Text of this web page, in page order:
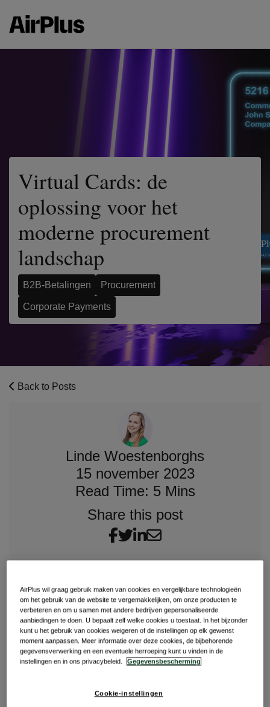
Virtual Cards: de
oplossing voor het
moderne procurement
landschap
B2B-Betalingen Procurement
Corporate Payments
Back to Posts
Linde Woestenborghs
15 november 2023
Read Time: 5 Mins
Share this post
Op het gebied van moderne inkoopprocessen zijn
efficiëntie en beveiliging van het grootste belang.Terwijl
bedrijven voortdurend op zoek zijn naar manieren om hun
financiële processen te stroomlijnen, duikt betaalexpert
Tom Meyer in de AirPlus Virtual Card Procurement, een
innovatieve betaaloplossing die reeds voor ophef zorgde.
MICE door TravMedia
de MICE-markt bedient en daarbij kan fungeren als digitale
AirPlus wil graag gebruik maken van cookies en vergelijkbare technologieën
om het gebruik van de website te vergemakkelijken, om onze producten te
verbeteren en om u samen met andere bedrijven gepersonaliseerde
aanbiedingen te doen. U bepaalt zelf welke cookies u toestaat. In het bijzonder
kunt u het gebruik van cookies weigeren of de instellingen op elk gewenst
moment aanpassen. Meer informatie over deze cookies, de bijbehorende
gegevensverwerking en een eventuele herroeping kunt u vinden in de
instellingen en in ons privacybeleid.
Gegevensbescherming
Cookie-instellingen